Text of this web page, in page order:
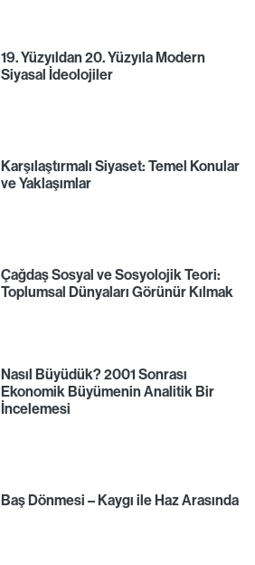
19. Yüzyıldan 20. Yüzyıla Modern
Siyasal İdeolojiler
Karşılaştırmalı Siyaset: Temel Konular
ve Yaklaşımlar
Çağdaş Sosyal ve Sosyolojik Teori:
Toplumsal Dünyaları Görünür Kılmak
Nasıl Büyüdük? 2001 Sonrası
Ekonomik Büyümenin Analitik Bir
İncelemesi
Baş Dönmesi – Kaygı ile Haz Arasında